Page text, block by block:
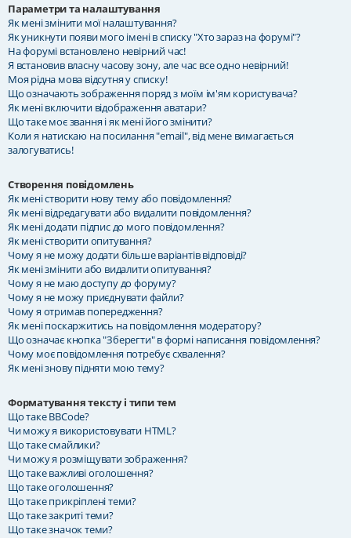
Параметри та налаштування
Як мені змінити мої налаштування?
Як уникнути появи мого імені в списку "Хто зараз на форумі"?
На форумі встановлено невірний час!
Я встановив власну часову зону, але час все одно невірний!
Моя рідна мова відсутня у списку!
Що означають зображення поряд з моїм ім'ям користувача?
Як мені включити відображення аватари?
Що таке моє звання і як мені його змінити?
Коли я натискаю на посилання "email", від мене вимагається
залогуватись!
Створення повідомлень
Як мені створити нову тему або повідомлення?
Як мені відредагувати або видалити повідомлення?
Як мені додати підпис до мого повідомлення?
Як мені створити опитування?
Чому я не можу додати більше варіантів відповіді?
Як мені змінити або видалити опитування?
Чому я не маю доступу до форуму?
Чому я не можу приєднувати файли?
Чому я отримав попередження?
Як мені поскаржитись на повідомлення модератору?
Що означає кнопка "Зберегти" в формі написання повідомлення?
Чому моє повідомлення потребує схвалення?
Як мені знову підняти мою тему?
Форматування тексту і типи тем
Що таке BBCode?
Чи можу я використовувати HTML?
Що таке смайлики?
Чи можу я розміщувати зображення?
Що таке важливі оголошення?
Що таке оголошення?
Що таке прикріплені теми?
Що таке закриті теми?
Що таке значок теми?